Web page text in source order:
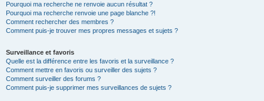
Pourquoi ma recherche ne renvoie aucun résultat ?
Pourquoi ma recherche renvoie une page blanche ?!
Comment rechercher des membres ?
Comment puis-je trouver mes propres messages et sujets ?
Surveillance et favoris
Quelle est la différence entre les favoris et la surveillance ?
Comment mettre en favoris ou surveiller des sujets ?
Comment surveiller des forums ?
Comment puis-je supprimer mes surveillances de sujets ?